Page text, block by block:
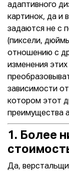
адаптивного
картинок, да и
задаются не с
(пиксели,
отношению с
изменения
зависимости
котором этот
преимущества
1. Более
Да,